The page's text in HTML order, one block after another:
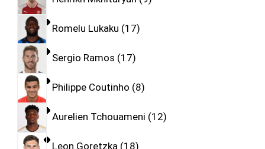
Romelu Lukaku 17
Sergio Ramos 17
Philippe Coutinho 8
Aurelien Tchouameni 12
Leon Goretzka 18